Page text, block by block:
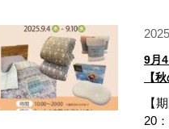
9月
【
【
20